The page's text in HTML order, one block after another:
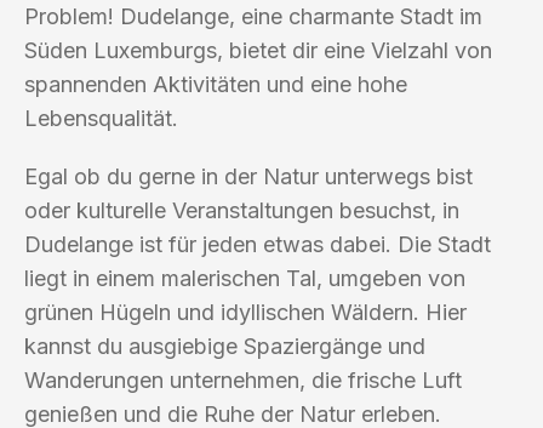
Problem! Dudelange, eine charmante Stadt im
Süden Luxemburgs, bietet dir eine Vielzahl von
spannenden Aktivitäten und eine hohe
Lebensqualität.
Egal ob du gerne in der Natur unterwegs bist
oder kulturelle Veranstaltungen besuchst, in
Dudelange ist für jeden etwas dabei. Die Stadt
liegt in einem malerischen Tal, umgeben von
grünen Hügeln und idyllischen Wäldern. Hier
kannst du ausgiebige Spaziergänge und
Wanderungen unternehmen, die frische Luft
genießen und die Ruhe der Natur erleben.